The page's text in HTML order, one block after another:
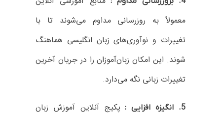
معمولاً به روزرسانی مداوم می‌شوند تا با
تغییرات و نوآوری‌های زبان انگلیسی هماهنگ
شوند. این امکان زبان‌آموزان را در جریان آخرین
تغییرات زبانی نگه می‌دارد.
5. انگیزه افزایی :
پکیج‌ آنلاین آموزش زبان